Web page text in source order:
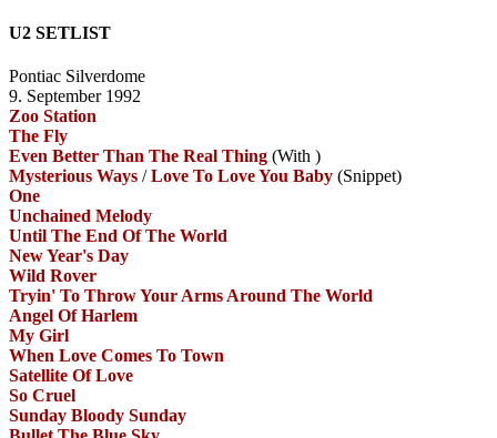
U2 SETLIST
Pontiac Silverdome
9. September 1992
Zoo Station
The Fly
Even Better Than The Real Thing (With )
Mysterious Ways /Love To Love You Baby (Snippet)
One
Unchained Melody
Until The End Of The World
New Year's Day
Wild Rover
Tryin' To Throw Your Arms Around The World
Angel Of Harlem
My Girl
When Love Comes To Town
Satellite Of Love
So Cruel
Sunday Bloody Sunday